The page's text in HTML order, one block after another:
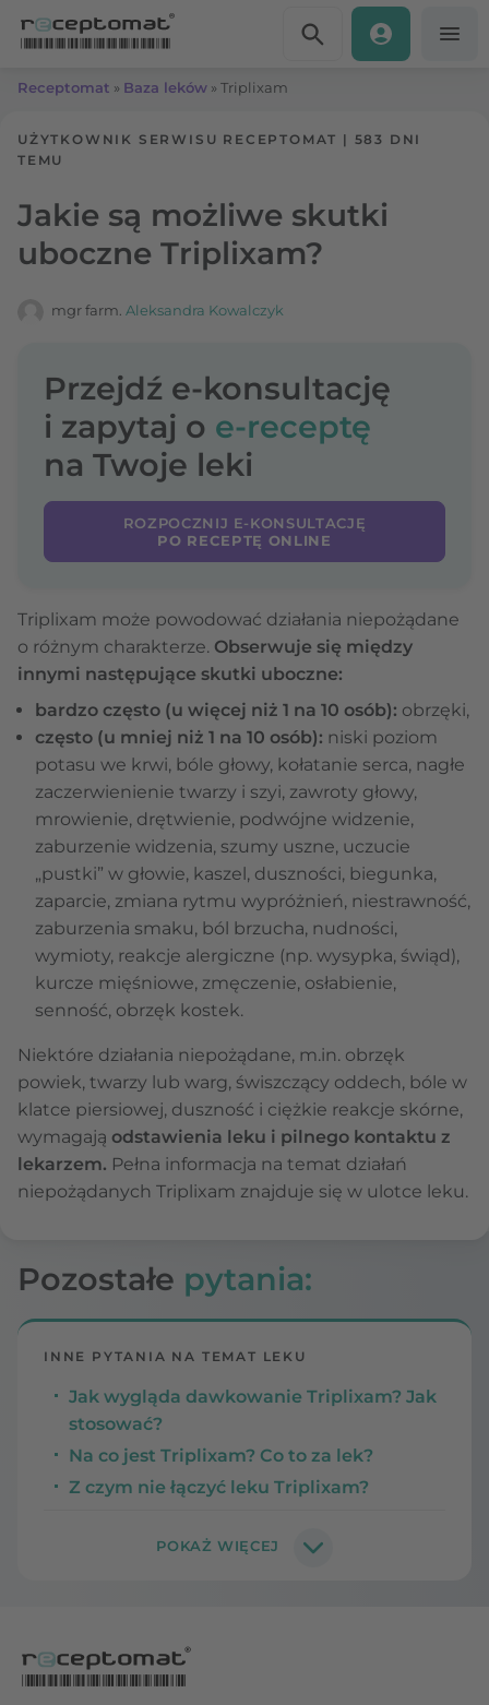
Receptomat » Baza leków » Triplixam
UŻYTKOWNIK SERWISU RECEPTOMAT | 583 DNI
TEMU
Jakie są możliwe skutki
uboczne Triplixam?
mgr farm. Aleksandra Kowalczyk
Przejdź e-konsultację
i zapytaj o e-receptę
na Twoje leki
ROZPOCZNIJ E-KONSULTACJĘ
PO RECEPTĘ ONLINE
Triplixam może powodować działania niepożądane
o różnym charakterze. Obserwuje się między
innymi następujące skutki uboczne:
bardzo często (u więcej niż 1 na 10 osób): obrzęki,
często (u mniej niż 1 na 10 osób): niski poziom
potasu we krwi, bóle głowy, kołatanie serca, nagłe
zaczerwienienie twarzy i szyi, zawroty głowy,
mrowienie, drętwienie, podwójne widzenie,
zaburzenie widzenia, szumy uszne, uczucie
„pustki” w głowie, kaszel, duszności, biegunka,
zaparcie, zmiana rytmu wypróżnień, niestrawność,
zaburzenia smaku, ból brzucha, nudności,
wymioty, reakcje alergiczne (np. wysypka, świąd),
kurcze mięśniowe, zmęczenie, osłabienie,
senność, obrzęk kostek.
Niektóre działania niepożądane, m.in. obrzęk
powiek, twarzy lub warg, świszczący oddech, bóle w
klatce piersiowej, duszność i ciężkie reakcje skórne,
wymagają odstawienia leku i pilnego kontaktu z
lekarzem. Pełna informacja na temat działań
niepożądanych Triplixam znajduje się w ulotce leku.
Pozostałe pytania:
INNE PYTANIA NA TEMAT LEKU
Jak wygląda dawkowanie Triplixam? Jak
stosować?
Na co jest Triplixam? Co to za lek?
Z czym nie łączyć leku Triplixam?